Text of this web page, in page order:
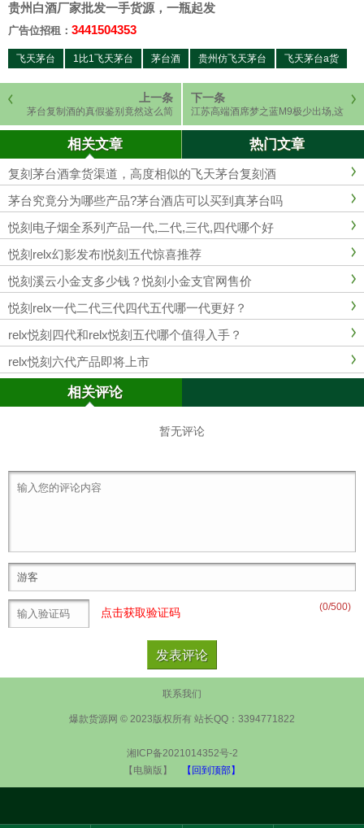
贵州白酒厂家批发一手货源，一瓶起发
广告位招租： 3441504353
飞天茅台 1比1飞天茅台 茅台酒 贵州仿飞天茅台 飞天茅台a货
上一条
茅台复制酒的真假鉴别竟然这么简
单?,a货飞天茅台酒价格是多少
下一条
江苏高端酒席梦之蓝M9极少出场,这
3款酒成为主流
相关文章 热门文章
复刻茅台酒拿货渠道，高度相似的飞天茅台复刻酒
茅台究竟分为哪些产品?茅台酒店可以买到真茅台吗
悦刻电子烟全系列产品一代,二代,三代,四代哪个好
悦刻relx幻影发布|悦刻五代惊喜推荐
悦刻溪云小金支多少钱？悦刻小金支官网售价
悦刻relx一代二代三代四代五代哪一代更好？
relx悦刻四代和relx悦刻五代哪个值得入手？
relx悦刻六代产品即将上市
相关评论
暂无评论
(0/500)
点击获取验证码
联系我们
爆款货源网 © 2023版权所有 站长QQ：3394771822
湘ICP备2021014352号-2
【电脑版】
【回到顶部】